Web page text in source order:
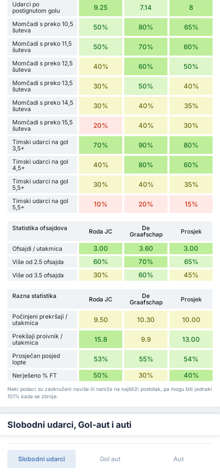
Udarci po
postignutom golu
9.25 7.14 8
Momčadi s preko 10,5
šuteva
50% 80% 65%
Momčadi s preko 11,5
šuteva
50% 70% 60%
Momčadi s preko 12,5
šuteva
40% 60% 50%
Momčadi s preko 13,5
šuteva
30% 50% 40%
Momčadi s preko 14,5
šuteva
30% 40% 35%
Momčadi s preko 15,5
šuteva
20% 40% 30%
Timski udarci na gol
3,5+
70% 90% 80%
Timski udarci na gol
4,5+
40% 80% 60%
Timski udarci na gol
5,5+
30% 40% 35%
Timski udarci na gol
5,5+
10% 20% 15%
Statistika ofsajdova Roda JC
De
Graafschap
Prosjek
Ofsajdi / utakmica 3.00 3.60 3.00
Više od 2.5 ofsajda 60% 70% 65%
Više od 3.5 ofsajda 30% 60% 45%
Razna statistika Roda JC
De
Graafschap
Prosjek
Počinjeni prekršaji /
utakmica
9.50 10.30 10.00
Prekšaji proivnik /
utakmica
15.8 9.9 13.00
Prosječan posjed
lopte
53% 55% 54%
Nerješeno % FT 50% 30% 40%
Neki podaci su zaokruženi naviše ili naniže na najbliži postotak, pa mogu biti jednaki
101% kada se zbroje.
Slobodni udarci, Gol-aut i auti
Slobodni udarci Gol aut Aut